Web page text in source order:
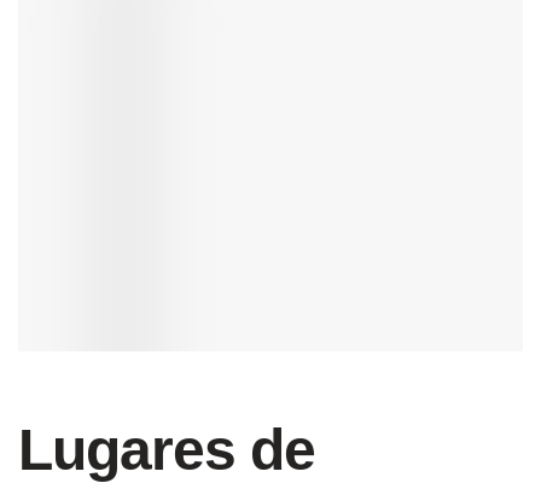
Lugares de